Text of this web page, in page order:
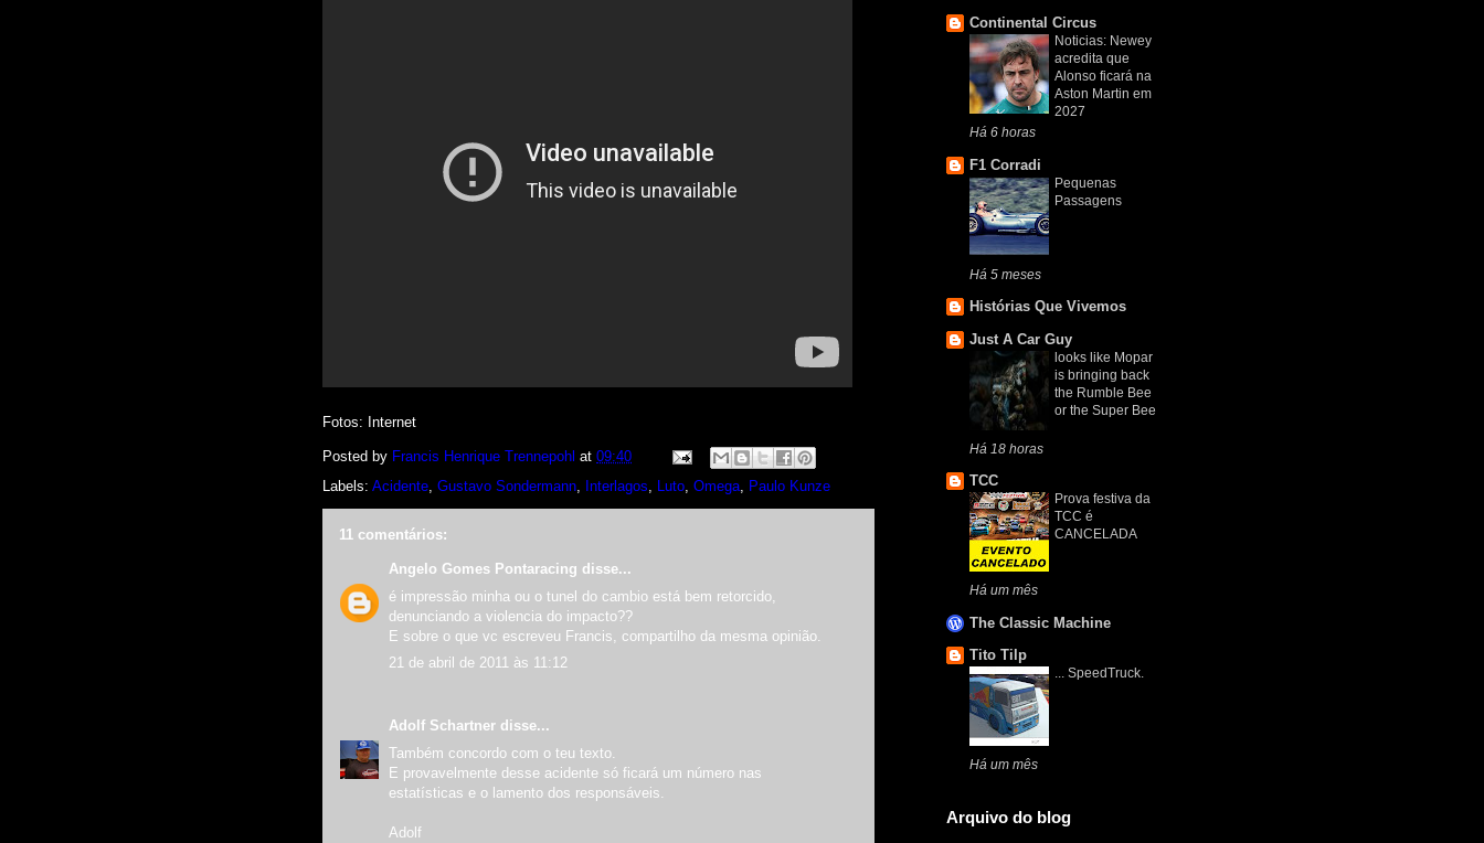
Fotos: Internet
Posted by Francis Henrique Trennepohl at 09:40
Labels: Acidente, Gustavo Sondermann, Interlagos, Luto, Omega, Paulo Kunze
11 comentários:
Angelo Gomes Pontaracing disse...
é impressão minha ou o tunel do cambio está bem retorcido,
denunciando a violencia do impacto??
E sobre o que vc escreveu Francis, compartilho da mesma opinião.
21 de abril de 2011 às 11:12
Adolf Schartner disse...
Também concordo com o teu texto.
E provavelmente desse acidente só ficará um número nas
estatísticas e o lamento dos responsáveis.
Adolf
Continental Circus
Noticias: Newey
acredita que
Alonso ficará na
Aston Martin em
2027
Há 6 horas
F1 Corradi
Pequenas
Passagens
Há 5 meses
Histórias Que Vivemos
Just A Car Guy
looks like Mopar
is bringing back
the Rumble Bee
or the Super Bee
Há 18 horas
TCC
Prova festiva da
TCC é
CANCELADA
Há um mês
The Classic Machine
Tito Tilp
... SpeedTruck.
Há um mês
Arquivo do blog